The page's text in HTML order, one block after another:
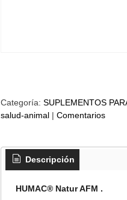
Categoría: SUPLEMENTOS
salud-animal | Comentarios
Descripción
HUMAC® Natur AFM .